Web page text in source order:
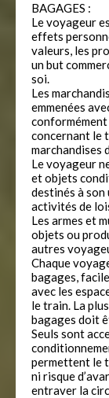
BAGAGES :
Le voyageur
effets
valeurs, les
un but
soi.
Les
emmenées
concernant le
marchandises
Le voyageur
et objets
destinés à son
activités de
Les armes et
objets ou
autres
Chaque
bagages,
avec les
le train. La
bagages doit
Seuls sont
permettent le
ni risque
entraver la